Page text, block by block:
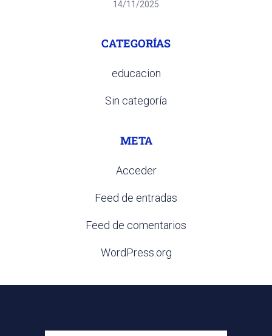
14/11/2025
CATEGORÍAS
educacion
Sin categoría
META
Acceder
Feed de entradas
Feed de comentarios
WordPress.org